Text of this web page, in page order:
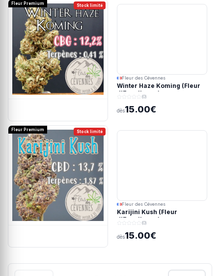
Stock limité
Fleur Premium
Fleur des Cévennes
Winter Haze Koming (Fleur
d'Excellence)
(0)
dès15.00€
Stock limité
Fleur Premium
Fleur des Cévennes
Karijini Kush (Fleur
d'Excellence)
(0)
dès15.00€